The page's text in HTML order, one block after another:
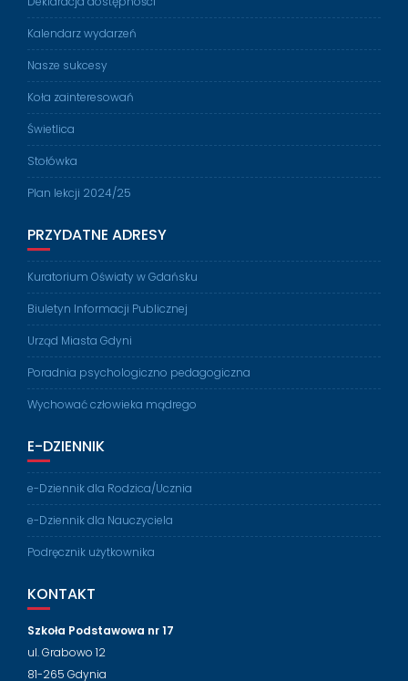
Kalendarz wydarzeń
Nasze sukcesy
Koła zainteresowań
Świetlica
Stołówka
Plan lekcji 2024/25
PRZYDATNE ADRESY
Kuratorium Oświaty w Gdańsku
Biuletyn Informacji Publicznej
Urząd Miasta Gdyni
Poradnia psychologiczno pedagogiczna
Wychować człowieka mądrego
E-DZIENNIK
e-Dziennik dla Rodzica/Ucznia
e-Dziennik dla Nauczyciela
Podręcznik użytkownika
KONTAKT
Szkoła Podstawowa nr 17
ul. Grabowo 12
81-265 Gdynia